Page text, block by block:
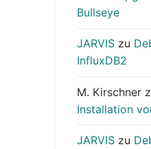
Bullseye
JARVIS zu
InfluxDB2
M. Kirschner
Installation
JARVIS zu